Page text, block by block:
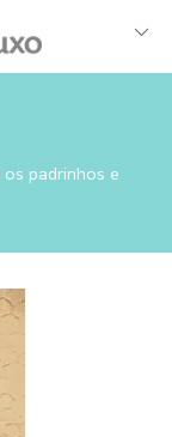
padrinhos e